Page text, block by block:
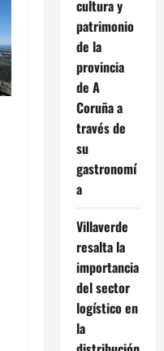
cultura y
patrimonio
de la
provincia
de A
Coruña a
través de
su
gastronomí
a
Villaverde
resalta la
importancia
del sector
logístico en
la